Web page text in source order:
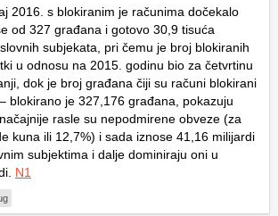
2016. s blokiranim je računima dočekalo
od 327 građana i gotovo 30,9 tisuća
subjekata, pri čemu je broj blokiranih
u odnosu na 2015. godinu bio za četvrtinu
dok je broj građana čiji su računi blokirani
blokirano je 327,176 građana, pokazuju
rasle su nepodmirene obveze (za
kuna ili 12,7%) i sada iznose 41,16 milijardi
subjektima i dalje dominiraju oni u
N1